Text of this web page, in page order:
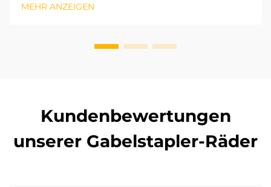
elektrischen Gabelstapler auszuwählen. Basierend auf
MEHR ANZEIGEN
Kundenbewertungen
unserer Gabelstapler-Räder